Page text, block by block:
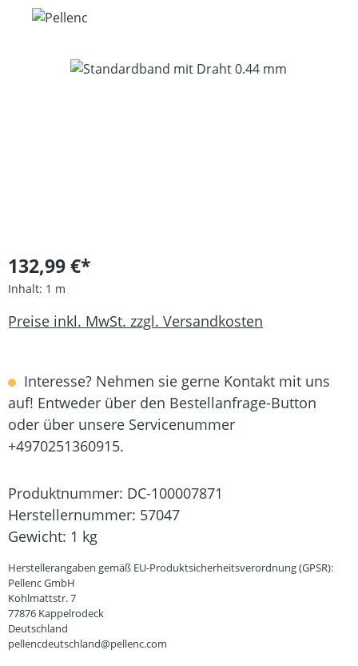
Bildergalerie überspringen
132,99 €*
Inhalt: 1 m
Preise inkl. MwSt. zzgl. Versandkosten
Interesse? Nehmen sie gerne Kontakt mit uns
auf! Entweder über den Bestellanfrage-Button
oder über unsere Servicenummer
+4970251360915.
Produktnummer: DC-100007871
Herstellernummer: 57047
Gewicht: 1 kg
Herstellerangaben gemäß EU-Produktsicherheitsverordnung (GPSR):
Pellenc GmbH
Kohlmattstr. 7
77876 Kappelrodeck
Deutschland
pellencdeutschland@pellenc.com